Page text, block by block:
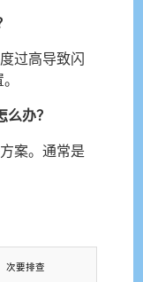
过高导致闪
办？
案。通常是
次要排查